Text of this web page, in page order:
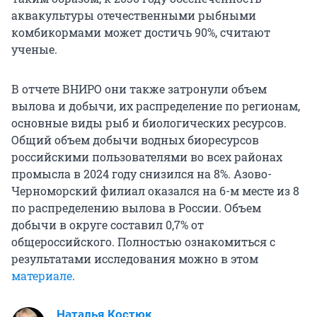
аквакультуры отечественными рыбными
комбикормами может достичь 90%, считают
ученые.
В отчете ВНИРО они также затронули объем
вылова и добычи, их распределение по регионам,
основные виды рыб и биологических ресурсов.
Общий объем добычи водных биоресурсов
российскими пользователями во всех районах
промысла в 2024 году снизился на 8%. Азово-
Черноморский филиал оказался на 6-м месте из 8
по распределению вылова в России. Объем
добычи в округе составил 0,7% от
общероссийского. Полностью ознакомиться с
результатами исследования можно в этом
материале.